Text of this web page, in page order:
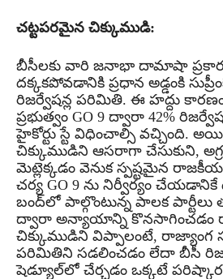
చట్టపరమైన చిక్కుముడి:
బీసీలకు వారి జనాభా దామాషా
దక్కకపోవడానికి ప్రధాన అడ్డంకి
రిజర్వేషన్ల పరిమితి. ఈ హద్దు
ప్రభుత్వం GO 9 ద్వారా 42%
హైకోర్టు స్టే విధించాల్సి వచ్చింది.
చిక్కుముడిని ఆసరాగా చేసుకుని,
మెట్లెక్కడం వెనుక స్పష్టమైన
చర్య GO 9 ను నిర్వీర్యం చేయడానికే
బంద్‌లో పాల్గొంటున్న పాలక
ద్వారా అన్యాయాన్ని కొనసాగించడం
చిక్కుముడిని విప్పాలంటే, రాజ్యాంగ
పరిమితిని సడలించడం లేదా బీసీ
షెడ్యూల్‌లో చేర్చడం ఒక్కటే